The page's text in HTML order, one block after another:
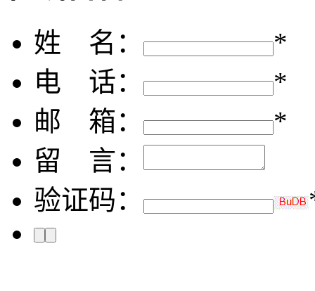
姓 名：
*
电 话：
*
邮 箱：
*
留 言：
验证码：